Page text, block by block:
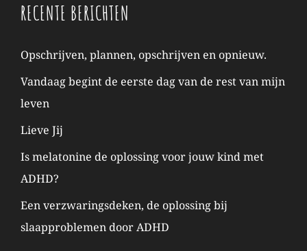
RECENTE BERICHTEN
Opschrijven, plannen, opschrijven en opnieuw.
Vandaag begint de eerste dag van de rest van mijn
leven
Lieve Jij
Is melatonine de oplossing voor jouw kind met
ADHD?
Een verzwaringsdeken, de oplossing bij
slaapproblemen door ADHD